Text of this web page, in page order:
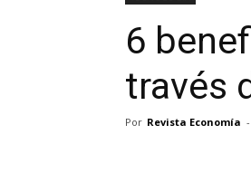
6
través
Por Revista Economía -